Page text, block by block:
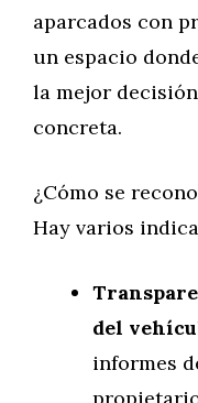
aparcados con
un espacio
la mejor
concreta.
¿Cómo se
Hay varios
del
informes